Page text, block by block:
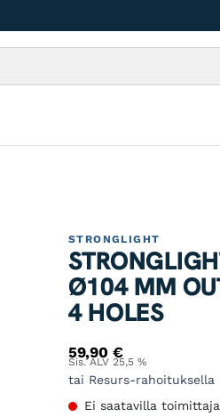
STRONGLIGHT
Ø104 MM
4 HOLES
59,90 €
Sis. ALV 25,5 %
tai Resurs-rahoituksella
Ei saatavilla